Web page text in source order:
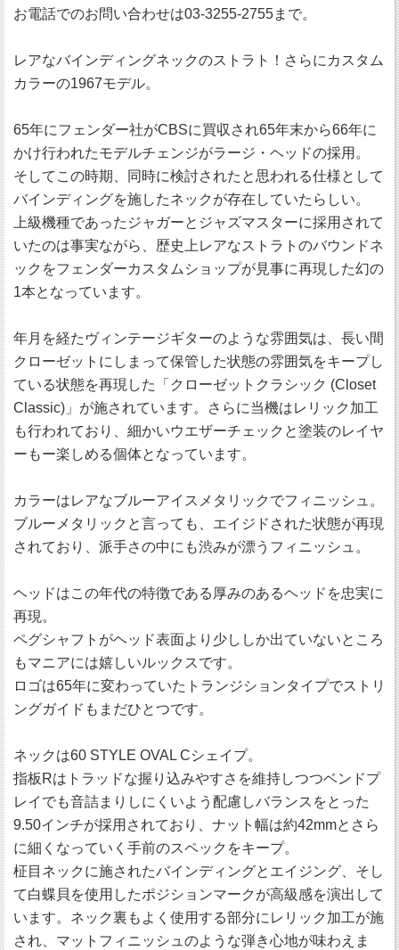
お電話でのお問い合わせは03-3255-2755まで。
レアなバインディングネックのストラト！さらにカスタム
カラーの1967モデル。
65年にフェンダー社がCBSに買収され65年末から66年に
かけ行われたモデルチェンジがラージ・ヘッドの採用。
そしてこの時期、同時に検討されたと思われる仕様として
バインディングを施したネックが存在していたらしい。
上級機種であったジャガーとジャズマスターに採用されて
いたのは事実ながら、歴史上レアなストラトのバウンドネ
ックをフェンダーカスタムショップが見事に再現した幻の
1本となっています。
年月を経たヴィンテージギターのような雰囲気は、長い間
クローゼットにしまって保管した状態の雰囲気をキープし
ている状態を再現した「クローゼットクラシック (Closet
Classic)」が施されています。さらに当機はレリック加工
も行われており、細かいウエザーチェックと塗装のレイヤ
ーもー楽しめる個体となっています。
カラーはレアなブルーアイスメタリックでフィニッシュ。
ブルーメタリックと言っても、エイジドされた状態が再現
されており、派手さの中にも渋みが漂うフィニッシュ。
ヘッドはこの年代の特徴である厚みのあるヘッドを忠実に
再現。
ペグシャフトがヘッド表面より少ししか出ていないところ
もマニアには嬉しいルックスです。
ロゴは65年に変わっていたトランジションタイプでストリ
ングガイドもまだひとつです。
ネックは60 STYLE OVAL Cシェイプ。
指板Rはトラッドな握り込みやすさを維持しつつベンドプ
レイでも音詰まりしにくいよう配慮しバランスをとった
9.50インチが採用されており、ナット幅は約42mmとさら
に細くなっていく手前のスペックをキープ。
柾目ネックに施されたバインディングとエイジング、そし
て白蝶貝を使用したポジションマークが高級感を演出して
います。ネック裏もよく使用する部分にレリック加工が施
され、マットフィニッシュのような弾き心地が味わえま